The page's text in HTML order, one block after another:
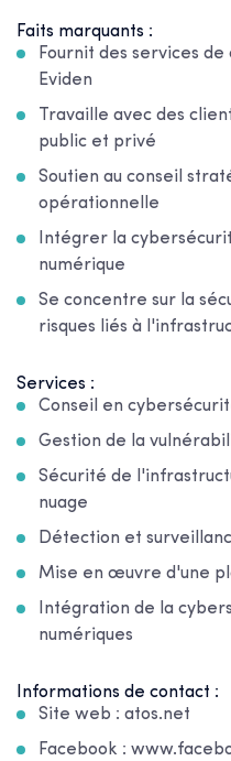
Faits marquants :
Fournit des services
Eviden
Travaille avec des
public et privé
Soutien au conseil
opérationnelle
Intégrer la
numérique
Se concentre sur la
risques liés à
Services :
Conseil en
Gestion de la
Sécurité de
nuage
Détection et
Mise en œuvre d'une
Intégration de la
numériques
Informations de contact :
Site web : atos.net
Facebook :